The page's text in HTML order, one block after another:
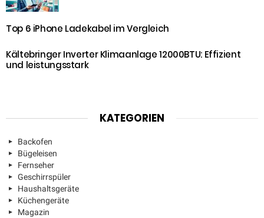
Top 6 iPhone Ladekabel im Vergleich
Kältebringer Inverter Klimaanlage 12000BTU: Effizient
und leistungsstark
KATEGORIEN
Backofen
Bügeleisen
Fernseher
Geschirrspüler
Haushaltsgeräte
Küchengeräte
Magazin